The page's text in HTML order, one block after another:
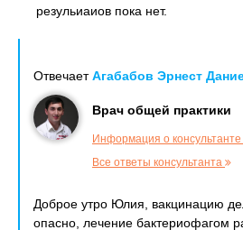
резульиаиов пока нет.
ОтвечаетАгабабов Эрнест
Врач общей практики
Информация о консультанте
Все ответы консультанта
Доброе утро Юлия, вакцинацию
опасно, лечение бактериофагом